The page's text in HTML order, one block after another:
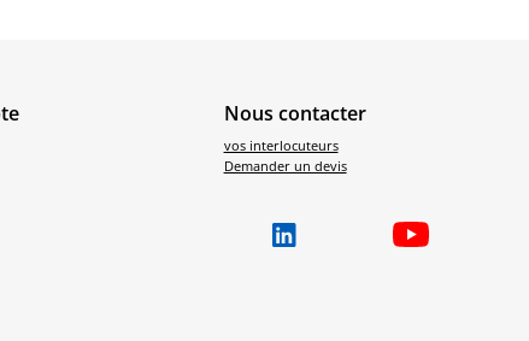
Nous contacter
vos interlocuteurs
Demander un devis